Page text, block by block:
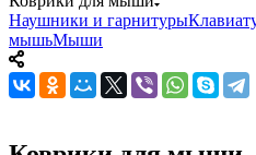
Наушники и гарнитуры
мышьМыши